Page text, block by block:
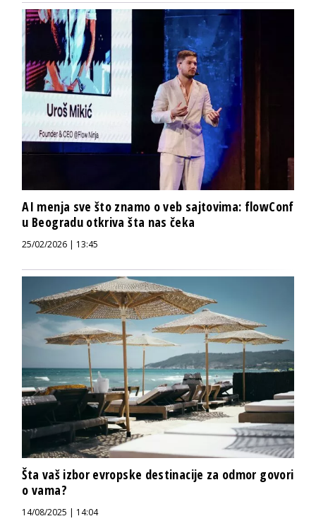
AI menja sve što znamo o veb sajtovima: flowConf
u Beogradu otkriva šta nas čeka
25/02/2026 | 13:45
Šta vaš izbor evropske destinacije za odmor govori
o vama?
14/08/2025 | 14:04